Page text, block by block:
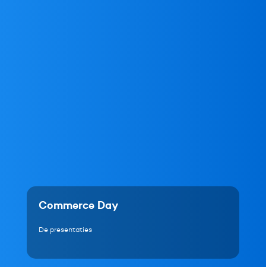
Commerce Day
De presentaties